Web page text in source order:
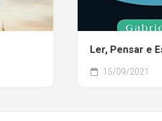
Ler, Pensar e
15/09/2021